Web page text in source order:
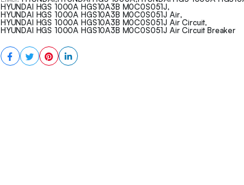
HYUNDAI HGS 1000A HGS10A3B M0C0S051J,
HYUNDAI HGS 1000A HGS10A3B M0C0S051J Air,
HYUNDAI HGS 1000A HGS10A3B M0C0S051J Air Circuit,
HYUNDAI HGS 1000A HGS10A3B M0C0S051J Air Circuit Breaker